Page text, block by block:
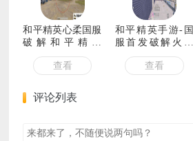
和平精英心柔国服
破解和平精英
APM1.3.7上市辅
查看
和平精英手游-国
服首发破解火红
1.5稳定上市辅助
查看
评论列表